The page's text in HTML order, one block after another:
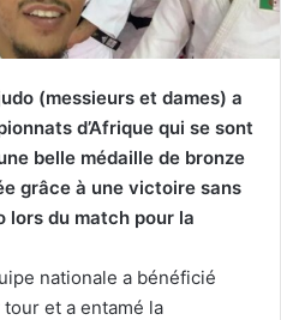
(messieurs et dames) a
d’Afrique qui se sont
belle médaille de bronze
grâce à une victoire sans
lors du match pour la
nationale a bénéficié
et a entamé la